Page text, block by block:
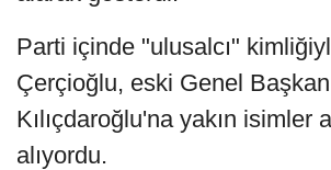
Parti içinde "ulusalcı"
Çerçioğlu, eski Genel
Kılıçdaroğlu'na yakın isimler
alıyordu.